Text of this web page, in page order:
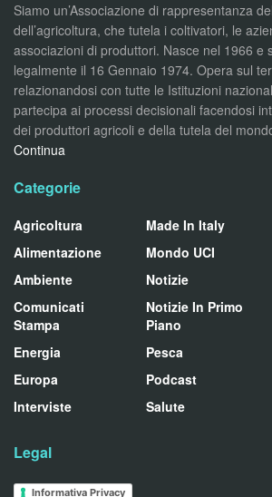
Siamo un’Associazione di rappresentanza
dell’agricoltura, che tutela i coltivatori, le
associazioni di produttori. Nasce nel 1966 e
legalmente il 16 Gennaio 1974. Opera sul
relazionandosi con tutte le Istituzioni
partecipa ai processi decisionali facendosi
dei produttori agricoli e della tutela del
Continua
Categorie
Agricoltura
Alimentazione
Ambiente
Comunicati
Stampa
Energia
Europa
Interviste
Made In Italy
Mondo UCI
Notizie
Notizie In Primo
Piano
Pesca
Podcast
Salute
Legal
Informativa Privacy